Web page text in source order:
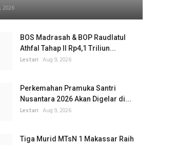
2026
BOS Madrasah & BOP Raudlatul
Athfal Tahap II Rp4,1 Triliun...
Lestari Aug 9, 2026
Perkemahan Pramuka Santri
Nusantara 2026 Akan Digelar di...
Lestari Aug 9, 2026
Tiga Murid MTsN 1 Makassar Raih